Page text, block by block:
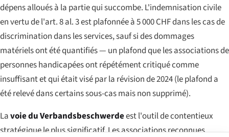
dépens alloués à la partie qui succombe. L'indemnisation civile
en vertu de l'art. 8 al. 3 est plafonnée à 5 000 CHF dans les cas de
discrimination dans les services, sauf si des dommages
matériels ont été quantifiés — un plafond que les associations de
personnes handicapées ont répétément critiqué comme
insuffisant et qui était visé par la révision de 2024 (le plafond a
été relevé dans certains sous-cas mais non supprimé).
Lavoie du Verbandsbeschwerdeest l'outil de contentieux
stratégique le plus significatif. Les associations reconnues